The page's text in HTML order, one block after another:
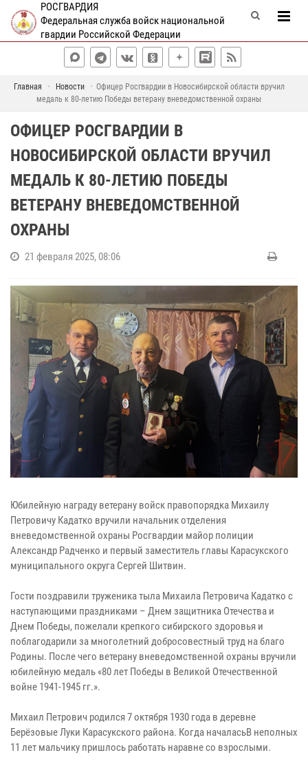
РОСГВАРДИЯ
Федеральная служба войск национальной
гвардии Российской Федерации
Главная Новости
Офицер Росгвардии в Новосибирской области вручил
медаль к 80-летию Победы ветерану вневедомственной охраны
ОФИЦЕР РОСГВАРДИИ В
НОВОСИБИРСКОЙ ОБЛАСТИ ВРУЧИЛ
МЕДАЛЬ К 80-ЛЕТИЮ ПОБЕДЫ
ВЕТЕРАНУ ВНЕВЕДОМСТВЕННОЙ
ОХРАНЫ
21 февраля 2025, 08:06
Юбилейную награду ветерану войск правопорядка Михаилу
Петровичу Кадатко вручили начальник отделения
вневедомственной охраны Росгвардии майор полиции
Александр Радченко и первый заместитель главы Карасукского
муниципального округа Сергей Шитвин.
Гости поздравили труженика тыла Михаила Петровича Кадатко с
наступающими праздниками – Днем защитника Отечества и
Днем Победы, пожелали крепкого сибирского здоровья и
поблагодарили за многолетний добросовестный труд на благо
Родины. После чего ветерану вневедомственной охраны вручили
юбилейную медаль «80 лет Победы в Великой Отечественной
войне 1941-1945 гг.».
Михаил Петрович родился 7 октября 1930 года в деревне
Берёзовые Луки Карасукского района. Когда началасьВ неполных
11 лет мальчику пришлось работать наравне со взрослыми.